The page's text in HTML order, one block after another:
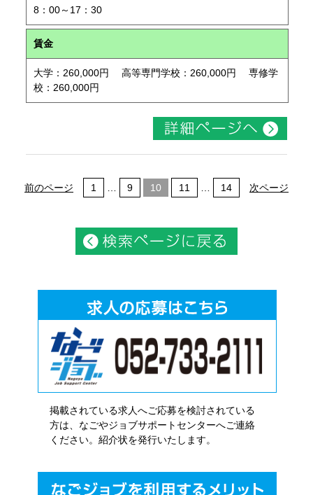
8：00～17：30
賃金
大学：260,000円 高等専門学校：260,000円 専修学
校：260,000円
前のページ 1 9 10 11 14 次ページ
掲載されている求人へご応募を検討されている
方は、なごやジョブサポートセンターへご連絡
ください。紹介状を発行いたします。